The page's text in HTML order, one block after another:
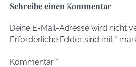
Schreibe einen Kommentar
Deine E-Mail-Adresse wird nicht
Erforderliche Felder sind mit *
Kommentar *